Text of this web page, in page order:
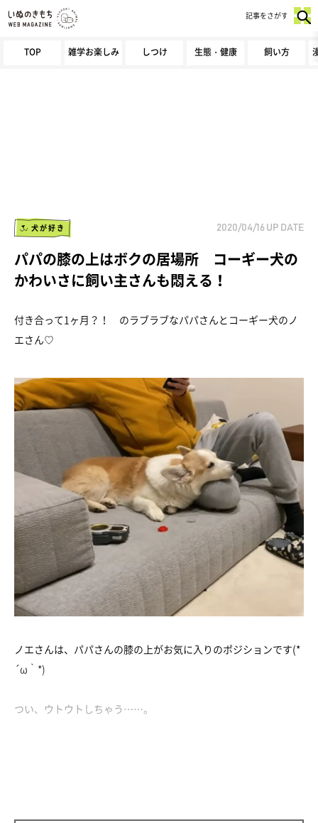
TOP 雑学お楽しみ しつけ 生態・健康 飼い方
記事をさがす
犬が好き 2020/04/16 UP DATE
パパの膝の上はボクの居場所 コーギー犬の
かわいさに飼い主さんも悶える！
付き合って1ヶ月？！ のラブラブなパパさんとコーギー犬のノ
エさん♡
ノエさんは、パパさんの膝の上がお気に入りのポジションです(*
´ω｀*)
つい、ウトウトしちゃう……。